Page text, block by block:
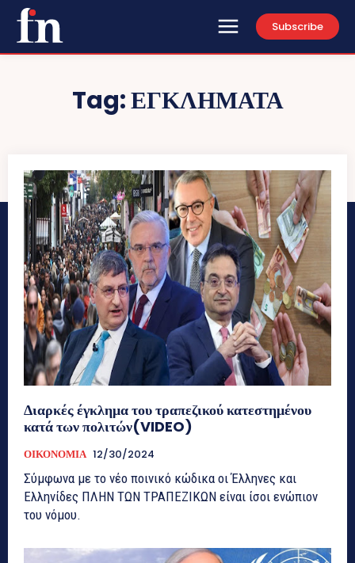
Subscribe
Tag:ΕΓΚΛΗΜΑΤΑ
Διαρκές έγκλημα του τραπεζικού κατεστημένου
κατά των πολιτών(VIDEO)
ΟΙΚΟΝΟΜΙΑ 12/30/2024
Σύμφωνα με το νέο ποινικό κώδικα οι Έλληνες και
Ελληνίδες ΠΛΗΝ ΤΩΝ ΤΡΑΠΕΖΙΚΩΝ είναι ίσοι ενώπιον
του νόμου.